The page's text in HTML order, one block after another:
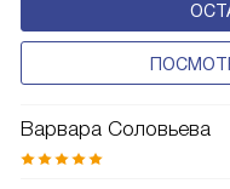
Варвара Соловьева